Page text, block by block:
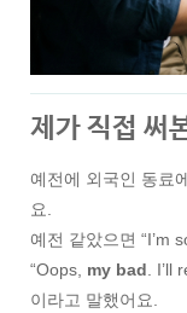
제가 직접 써
예전에 외국인 동료
요.
예전 같았으면 “I’m
“Oops, my bad. I’ll
이라고 말했어요.